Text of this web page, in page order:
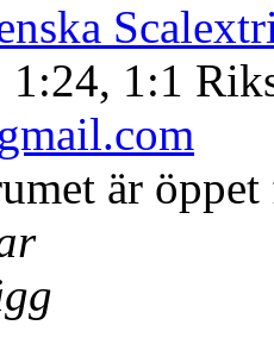
1:24, 1:1
är